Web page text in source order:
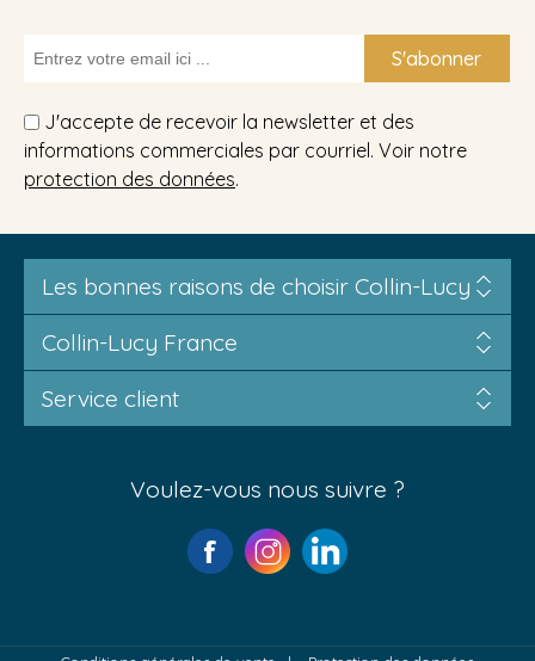
S'abonner
J'accepte de recevoir la newsletter et des
informations commerciales par courriel. Voir notre
protection des données.
Les bonnes raisons de choisir Collin-Lucy
Collin-Lucy France
Service client
Voulez-vous nous suivre ?